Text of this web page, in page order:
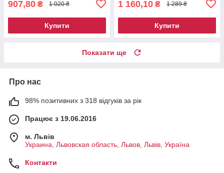
907,80 ₴ 1 020 ₴
Купити
1 160,10 ₴ 1 289 ₴
Купити
Показати ще
Про нас
98% позитивних з 318 відгуків за рік
Працює з 19.06.2016
м. Львів
Украина, Львовская область, Львов, Львів, Україна
Контакти